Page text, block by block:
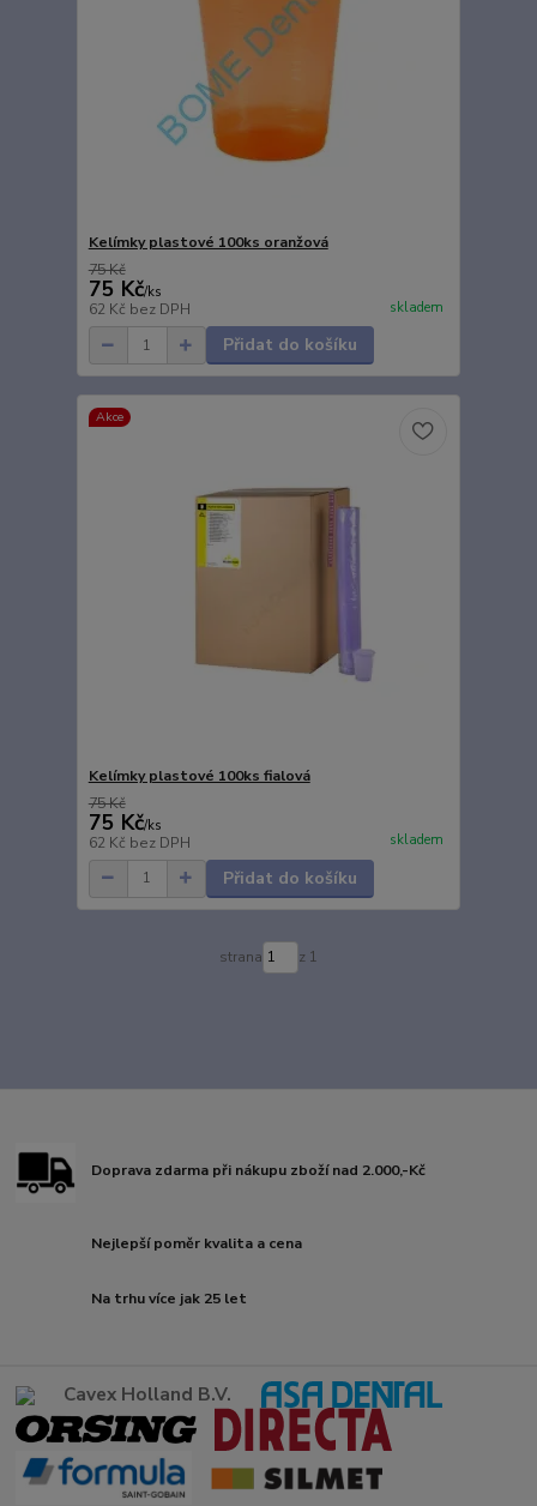
Kelímky plastové 100ks oranžová
75 Kč
75 Kč/ks
62 Kč bez DPH skladem
Přidat do košíku
Akce
Kelímky plastové 100ks fialová
75 Kč
75 Kč/ks
62 Kč bez DPH skladem
Přidat do košíku
strana z 1
Doprava zdarma při nákupu zboží nad 2.000,-Kč
Nejlepší poměr kvalita a cena
Na trhu více jak 25 let
Cavex Holland B.V.